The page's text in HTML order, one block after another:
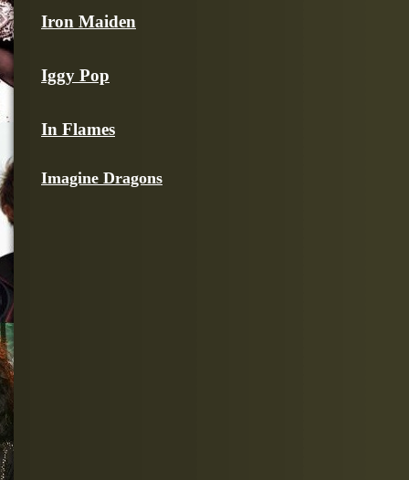
Iron Maiden
Iggy Pop
In Flames
Imagine Dragons